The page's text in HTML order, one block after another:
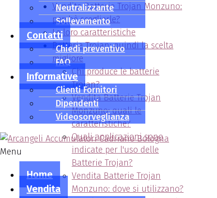
Neutralizzante
Sollevamento
Contatti
Chiedi preventivo
FAQ
Informative
Clienti Fornitori
Dipendenti
Videosorveglianza
Menu
Home
Vendita
Vendita Batterie Trojan Monzuno:
perchè sceglierle?
Le loro caratteristiche
Batterie Trojan: quindi la scelta
migliore
Chi produce le batterie
Trojan?
Vendita Batterie Trojan
Monzuno: quali le
caratteristiche?
Quali applicazioni sono
indicate per l'uso delle
Batterie Trojan?
Vendita Batterie Trojan
Monzuno: dove si utilizzano?